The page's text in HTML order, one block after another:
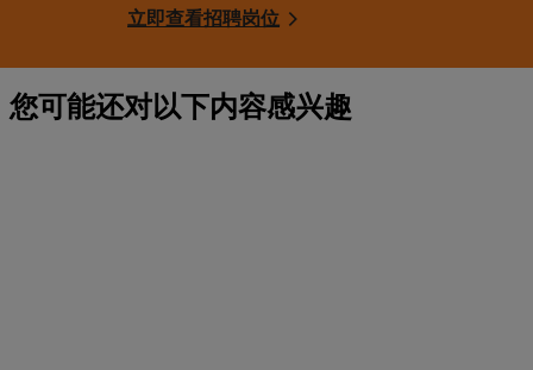
立即查看招聘岗位
您可能还对以下内容感兴趣